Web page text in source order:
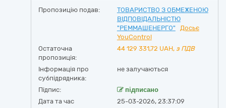
Пропозицію подав:
ТОВАРИСТВО З ОБМЕЖЕНОЮ
ВІДПОВІДАЛЬНІСТЮ
"РЕММАШЕНЕРГО"
Досьє
YouControl
Остаточна
пропозиція:
44 129 331,72 UAH, з ПДВ
Інформація про
субпідрядника:
не залучаються
Підпис:
підписано
Дата та час
25-03-2026, 23:37:09